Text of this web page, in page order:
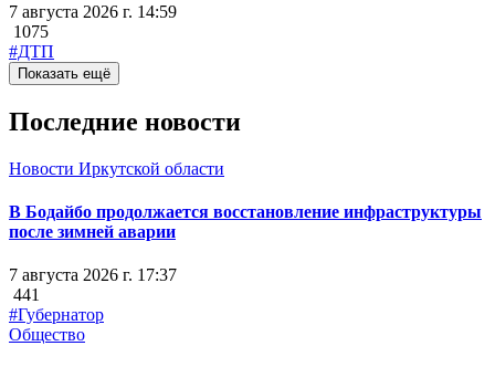
7 августа 2026 г. 14:59
1075
#ДТП
Показать ещё
Последние новости
Новости Иркутской области
В Бодайбо продолжается восстановление инфраструктуры
после зимней аварии
7 августа 2026 г. 17:37
441
#Губернатор
Общество